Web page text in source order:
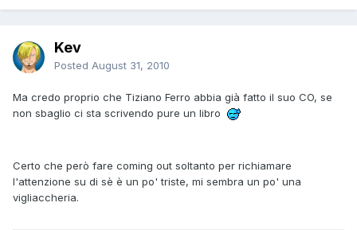
Kev
Posted August 31, 2010
Ma credo proprio che Tiziano Ferro abbia già fatto il suo CO, se
non sbaglio ci sta scrivendo pure un libro
Certo che però fare coming out soltanto per richiamare
l'attenzione su di sè è un po' triste, mi sembra un po' una
vigliaccheria.